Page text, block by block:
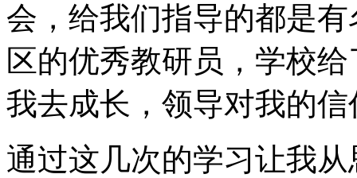
会，给我们指导的都是
区的优秀教研员，学校
我去成长，领导对我的
通过这几次的学习让我